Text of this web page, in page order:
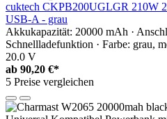
cuktech CKPB200UGLGR 210W
USB-A - grau
Akkukapazität: 20000 mAh ·
Schnellladefunktion · Farbe: grau,
20.0 V
ab 90,20 €*
5 Preise vergleichen